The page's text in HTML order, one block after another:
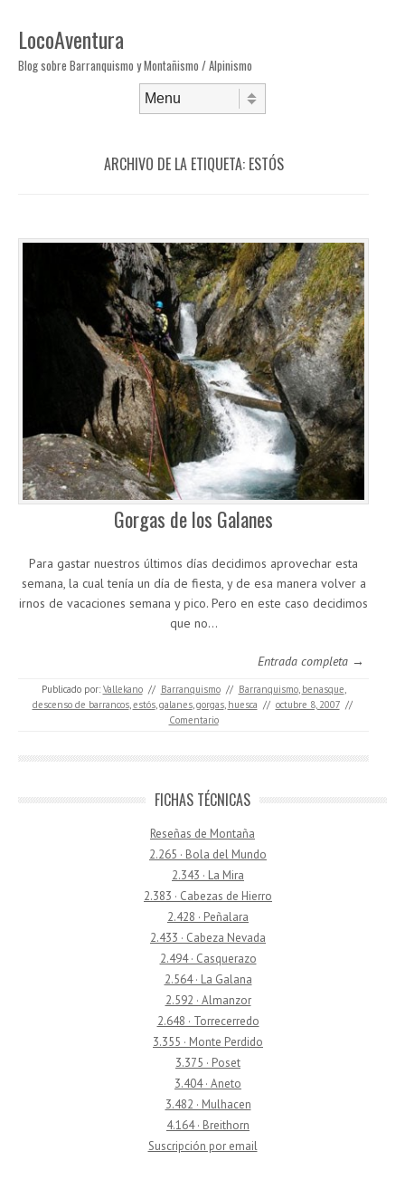
LocoAventura
Blog sobre Barranquismo y Montañismo / Alpinismo
ARCHIVO DE LA ETIQUETA: ESTÓS
Gorgas de los Galanes
Para gastar nuestros últimos días decidimos aprovechar esta
semana, la cual tenía un día de fiesta, y de esa manera volver a
irnos de vacaciones semana y pico. Pero en este caso decidimos
que no…
Entrada completa →
Publicado por: Vallekano // Barranquismo // Barranquismo, benasque
descenso de barrancos, estós, galanes, gorgas, huesca // octubre 8, 2007 //
Comentario
FICHAS TÉCNICAS
Reseñas de Montaña
2.265 · Bola del Mundo
2.343 · La Mira
2.383 · Cabezas de Hierro
2.428 · Peñalara
2.433 · Cabeza Nevada
2.494 · Casquerazo
2.564 · La Galana
2.592 · Almanzor
2.648 · Torrecerredo
3.355 · Monte Perdido
3.375 · Poset
3.404 · Aneto
3.482 · Mulhacen
4.164 · Breithorn
Suscripción por email